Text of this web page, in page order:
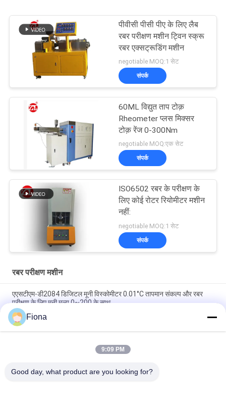
पीवीसी पीसी पीए के लिए लैब
रबर परीक्षण मशीन ट्विन स्क्रू
रबर एक्सट्रूडिंग मशीन
negotiable MOQ:1 सेट
संपर्क
60ML विद्युत ताप टोक़
Rheometer प्लस मिक्सर
टोक़ रेंज 0-300Nm
negotiable MOQ:एक सेट
संपर्क
ISO6502 रबर के परीक्षण के
लिए कोई रोटर रियोमीटर मशीन
नहीं:
negotiable MOQ:1 सेट
संपर्क
रबर परीक्षण मशीन
एएसटीएम-डी2084 डिजिटल मूनी विस्कोमीटर 0.01°C तापमान संकल्प और रबर
परीक्षण के लिए मूनी मूल्य 0~200 के साथ
रोटर के बिना लैब ने सिंगल चिप कंट्रोल रिओमीटर रबर टेस्टिंग मशीन का इस्तेमाल
किया
आईएसओ 180 डिजिटल चार्पी प्रभाव परीक्षक 3.5m/s प्रभाव गति और 335 मिमी
Fiona
9:09 PM
Good day, what product are you looking for?